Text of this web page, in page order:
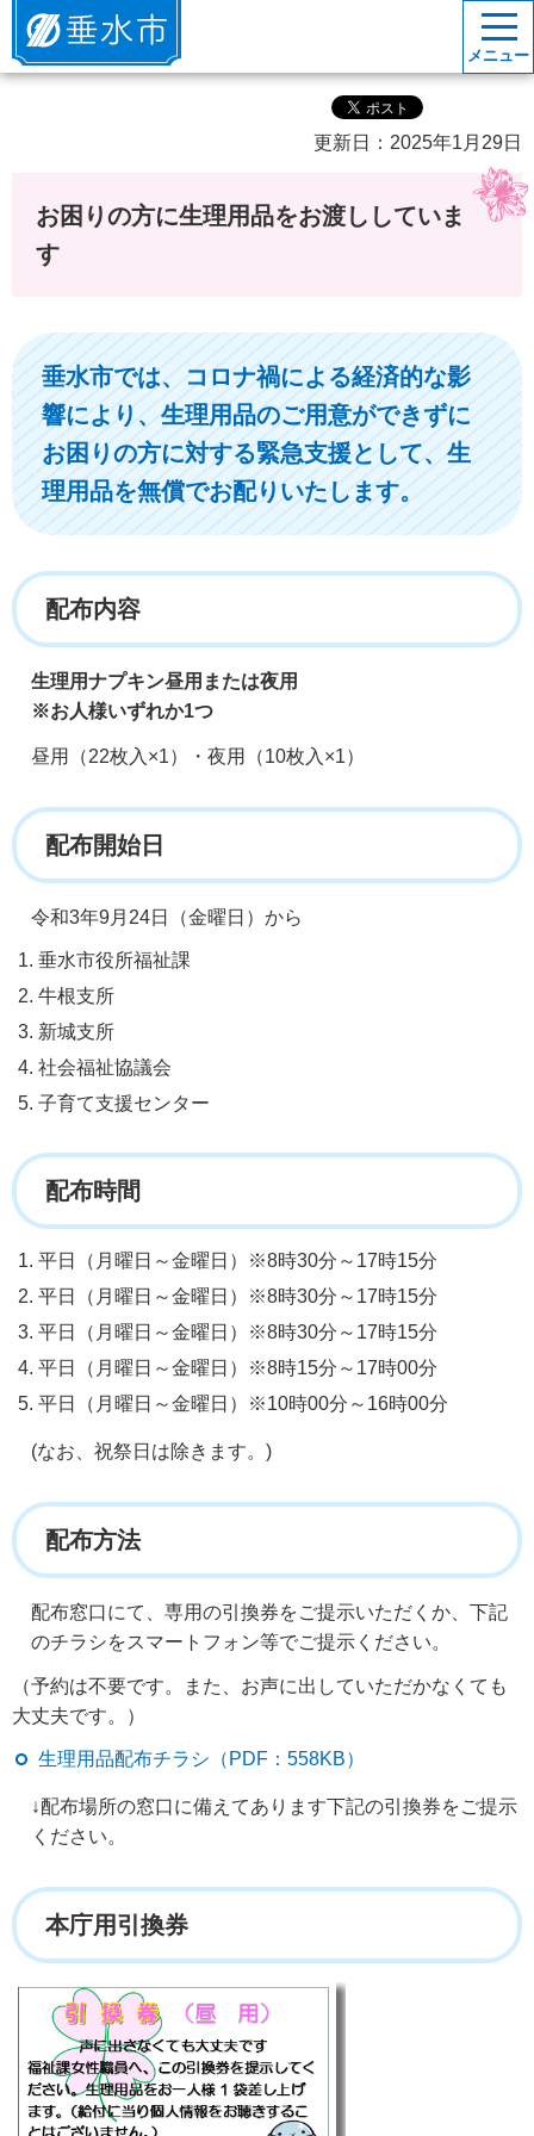
垂水市
メニュー
更新日：2025年1月29日
お困りの方に生理用品をお渡ししていま
す
垂水市では、コロナ禍による経済的な影
響により、生理用品のご用意ができずに
お困りの方に対する緊急支援として、生
理用品を無償でお配りいたします。
配布内容
生理用ナプキン昼用または夜用
※お人様いずれか1つ
昼用（22枚入×1）・夜用（10枚入×1）
配布開始日
令和3年9月24日（金曜日）から
垂水市役所福祉課
牛根支所
新城支所
社会福祉協議会
子育て支援センター
配布時間
平日（月曜日～金曜日）※8時30分～17時15分
平日（月曜日～金曜日）※8時30分～17時15分
平日（月曜日～金曜日）※8時30分～17時15分
平日（月曜日～金曜日）※8時15分～17時00分
平日（月曜日～金曜日）※10時00分～16時00分
(なお、祝祭日は除きます。)
配布方法
配布窓口にて、専用の引換券をご提示いただくか、下記
のチラシをスマートフォン等でご提示ください。
（予約は不要です。また、お声に出していただかなくても
大丈夫です。）
生理用品配布チラシ（PDF：558KB）
↓配布場所の窓口に備えてあります下記の引換券をご提示
ください。
本庁用引換券